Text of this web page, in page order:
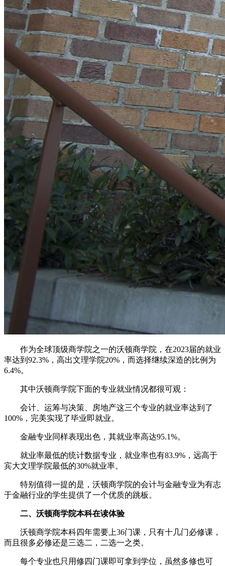
作为全球顶级商学院之一的沃顿商学院，在2023届的就业
率达到92.3%，高出文理学院20%，而选择继续深造的比例为
6.4%。
其中沃顿商学院下面的专业就业情况都很可观：
会计、运筹与决策、房地产这三个专业的就业率达到了
100%，完美实现了毕业即就业。
金融专业同样表现出色，其就业率高达95.1%。
就业率最低的统计数据专业，就业率也有83.9%，远高于
宾大文理学院最低的30%就业率。
特别值得一提的是，沃顿商学院的会计与金融专业为有志
于金融行业的学生提供了一个优质的跳板。
二、沃顿商学院本科在读体验
沃顿商学院本科四年需要上36门课，只有十几门必修课，
而且很多必修还是三选二，二选一之类。
每个专业也只用修四门课即可拿到学位，虽然多修也可